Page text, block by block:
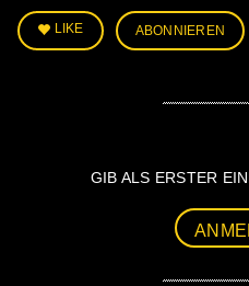
LIKE ABONNIEREN
GIB ALS ERSTER